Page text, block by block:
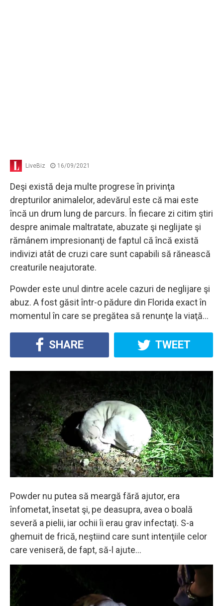
LiveBiz 16/09/2021
Deşi există deja multe progrese în privinţa
drepturilor animalelor, adevărul este că mai este
încă un drum lung de parcurs. În fiecare zi citim ştiri
despre animale maltratate, abuzate şi neglijate şi
rămânem impresionanţi de faptul că încă există
indivizi atât de cruzi care sunt capabili să rănească
creaturile neajutorate.
Powder este unul dintre acele cazuri de neglijare şi
abuz. A fost găsit într-o pădure din Florida exact în
momentul în care se pregătea să renunţe la viaţă…
SHARE TWEET
Powder nu putea să meargă fără ajutor, era
înfometat, însetat şi, pe deasupra, avea o boală
severă a pielii, iar ochii îi erau grav infectaţi. S-a
ghemuit de frică, neştiind care sunt intenţiile celor
care veniseră, de fapt, să-l ajute…